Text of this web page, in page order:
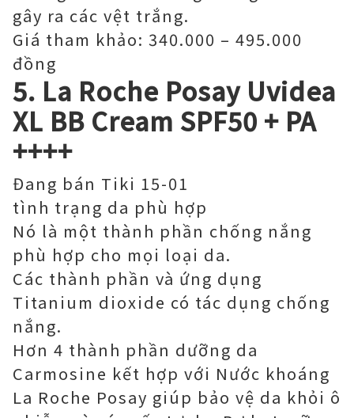
gây ra các vệt trắng.
Giá tham khảo: 340.000 – 495.000
đồng
5. La Roche Posay Uvidea
XL BB Cream SPF50 + PA
++++
Đang bán Tiki 15-01
tình trạng da phù hợp
Nó là một thành phần chống nắng
phù hợp cho mọi loại da.
Các thành phần và ứng dụng
Titanium dioxide có tác dụng chống
nắng.
Hơn 4 thành phần dưỡng da
Carmosine kết hợp với Nước khoáng
La Roche Posay giúp bảo vệ da khỏi ô